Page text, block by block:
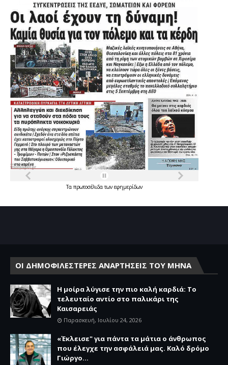
Τα πρωτοσέλιδατων εφημερίδων
ΟΙ ΔΗΜΟΦΙΛΕΣΤΕΡΕΣ ΑΝΑΡΤΗΣΕΙΣ ΤΟΥ ΜΗΝΑ
Η μοίρα λύγισε την πιο καλή καρδιά: Το
τελευταίο αντίο στο παλικάρι της
Καισαρειάς
Παρασκευή, Ιουλίου 24, 2026
«Έκλεισε" για πάντα τα μάτια ο άνθρωπος
που έλεγχε την ασφάλειά μας. Καλό δρόμο
Γιώργο...